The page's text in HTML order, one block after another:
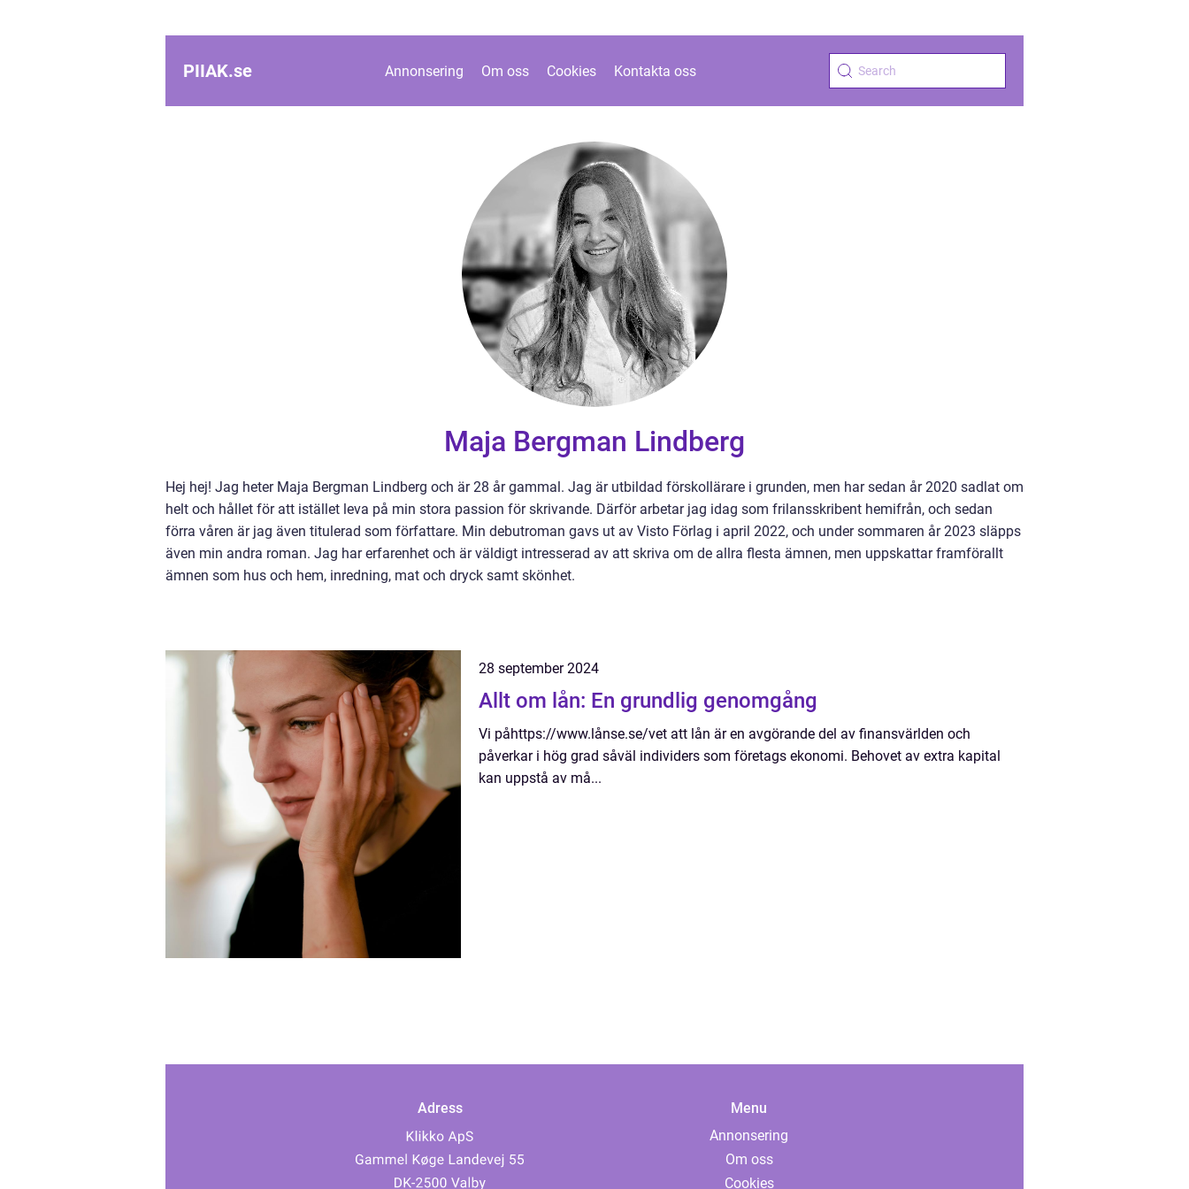
PIIAK.se Annonsering Om oss Cookies Kontakta oss
Maja Bergman Lindberg
Hej hej! Jag heter Maja Bergman Lindberg och är 28 år gammal. Jag är utbildad förskollärare i grunden, men har sedan år 2020 sadlat om
helt och hållet för att istället leva på min stora passion för skrivande. Därför arbetar jag idag som frilansskribent hemifrån, och sedan
förra våren är jag även titulerad som författare. Min debutroman gavs ut av Visto Förlag i april 2022, och under sommaren år 2023 släpps
även min andra roman. Jag har erfarenhet och är väldigt intresserad av att skriva om de allra flesta ämnen, men uppskattar framförallt
ämnen som hus och hem, inredning, mat och dryck samt skönhet.
28 september 2024
Allt om lån: En grundlig genomgång
Vi påhttps://www.lånse.se/vet att lån är en avgörande del av finansvärlden och
påverkar i hög grad såväl individers som företags ekonomi. Behovet av extra kapital
kan uppstå av må...
Adress
Menu
Annonsering
Om oss
Cookies